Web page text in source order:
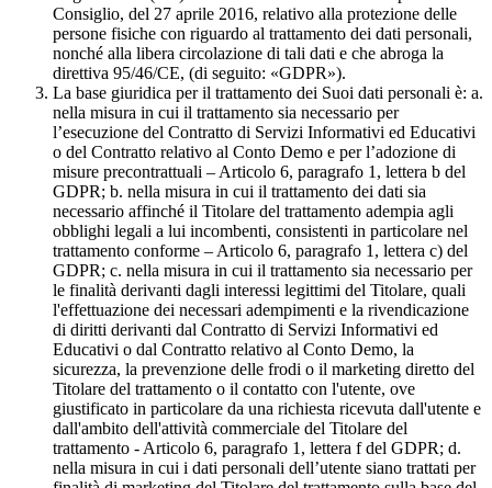
Consiglio, del 27 aprile 2016, relativo alla protezione delle
persone fisiche con riguardo al trattamento dei dati personali,
nonché alla libera circolazione di tali dati e che abroga la
direttiva 95/46/CE, (di seguito: «GDPR»).
La base giuridica per il trattamento dei Suoi dati personali è: a.
nella misura in cui il trattamento sia necessario per
l’esecuzione del Contratto di Servizi Informativi ed Educativi
o del Contratto relativo al Conto Demo e per l’adozione di
misure precontrattuali – Articolo 6, paragrafo 1, lettera b del
GDPR; b. nella misura in cui il trattamento dei dati sia
necessario affinché il Titolare del trattamento adempia agli
obblighi legali a lui incombenti, consistenti in particolare nel
trattamento conforme – Articolo 6, paragrafo 1, lettera c) del
GDPR; c. nella misura in cui il trattamento sia necessario per
le finalità derivanti dagli interessi legittimi del Titolare, quali
l'effettuazione dei necessari adempimenti e la rivendicazione
di diritti derivanti dal Contratto di Servizi Informativi ed
Educativi o dal Contratto relativo al Conto Demo, la
sicurezza, la prevenzione delle frodi o il marketing diretto del
Titolare del trattamento o il contatto con l'utente, ove
giustificato in particolare da una richiesta ricevuta dall'utente e
dall'ambito dell'attività commerciale del Titolare del
trattamento - Articolo 6, paragrafo 1, lettera f del GDPR; d.
nella misura in cui i dati personali dell’utente siano trattati per